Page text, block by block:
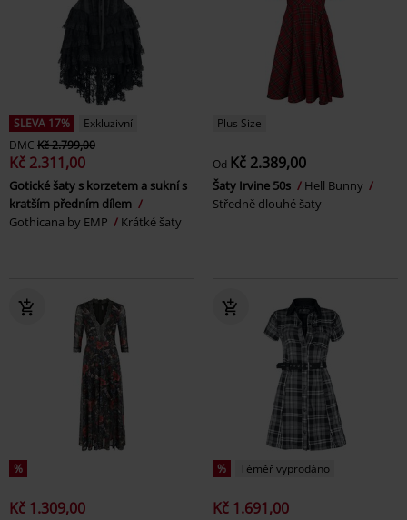
SLEVA 17%
Exkluzivní
DMC Kč 2.799,00
Kč 2.311,00
Gotické šaty s korzetem a sukní s
kratším předním dílem
Gothicana by EMP
Krátké šaty
Plus Size
Od Kč 2.389,00
Šaty Irvine 50s
Hell Bunny
Středně dlouhé šaty
%
Kč 1.309,00
% Téměř vyprodáno
Kč 1.691,00